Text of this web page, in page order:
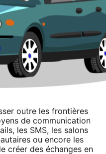
outre les frontières
de communication
les SMS, les salons
ou encore les
créer des échanges en